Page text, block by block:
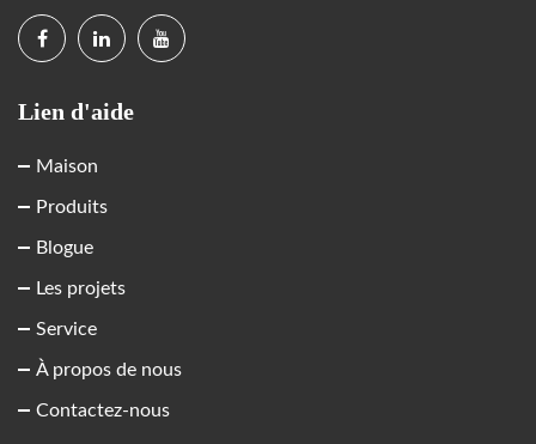
Lien d'aide
Maison
Produits
Blogue
Les projets
Service
À propos de nous
Contactez-nous